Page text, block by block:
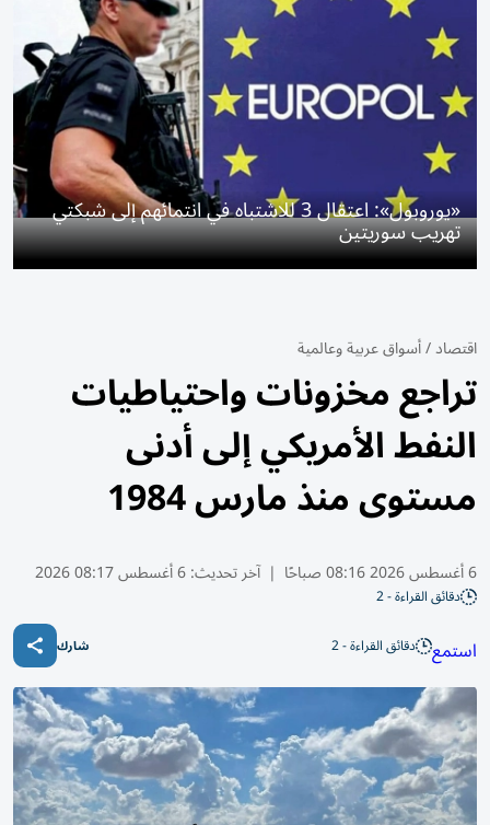
«يوروبول»: اعتقال 3 للاشتباه في انتمائهم إلى شبكتي
تهريب سوريتين
اقتصاد/أسواق عربية وعالمية
تراجع مخزونات واحتياطيات
النفط الأمريكي إلى أدنى
مستوى منذ مارس 1984
6 أغسطس 2026 08:16 صباحًا | آخر تحديث:6 أغسطس 08:17 2026
دقائق القراءة - 2
استمع دقائق القراءة - 2 شارك